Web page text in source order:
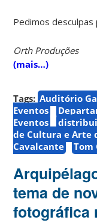
Pedimos
Orth Produções
(mais…)
Tags: Auditório
Eventos
Eventos
de Cultura e Arte
Cavalcante
Tom
tema de
fotográfica